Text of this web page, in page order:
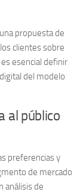
propuesta de
clientes sobre
esencial definir
del modelo
al público
preferencias y
de mercado
análisis de